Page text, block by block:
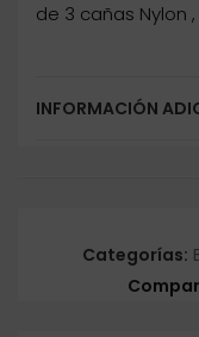
de 3 cañas Nylon
INFORMACIÓN
Categorías: